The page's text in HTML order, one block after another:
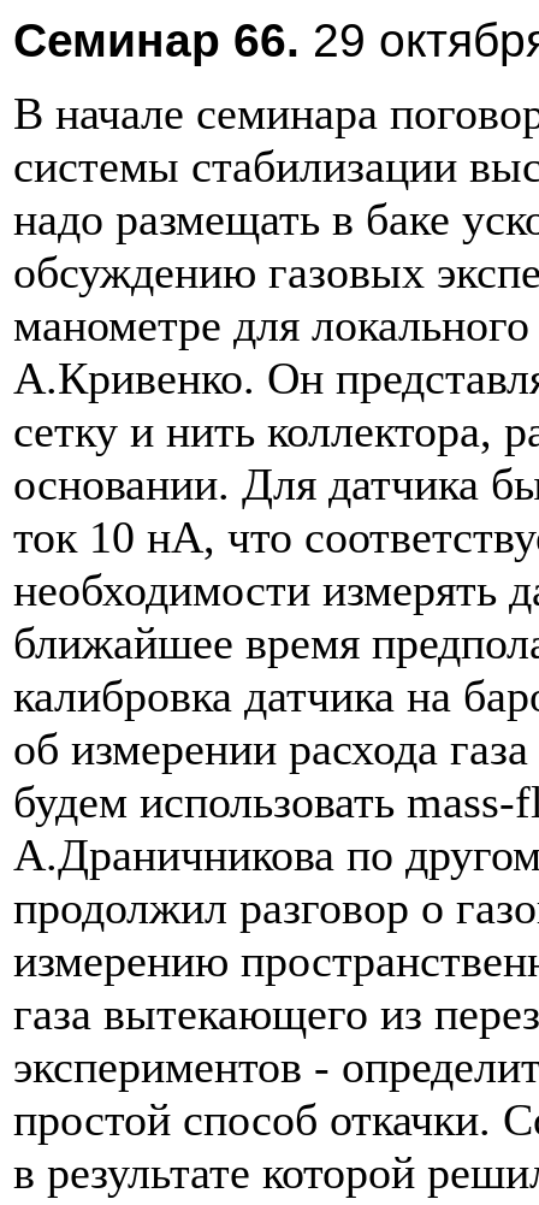
Семинар 66. 29
В начале семинара
системы стабилизации
надо размещать в баке
обсуждению газовых
манометре для
А.Кривенко. Он
сетку и нить
основании. Для датчика
ток 10 нА, что
необходимости измерять
ближайшее время
калибровка датчика на
об измерении расхода
будем использовать
А.Драничникова по
продолжил разговор о
измерению
газа вытекающего из
экспериментов -
простой способ откачки.
в результате которой